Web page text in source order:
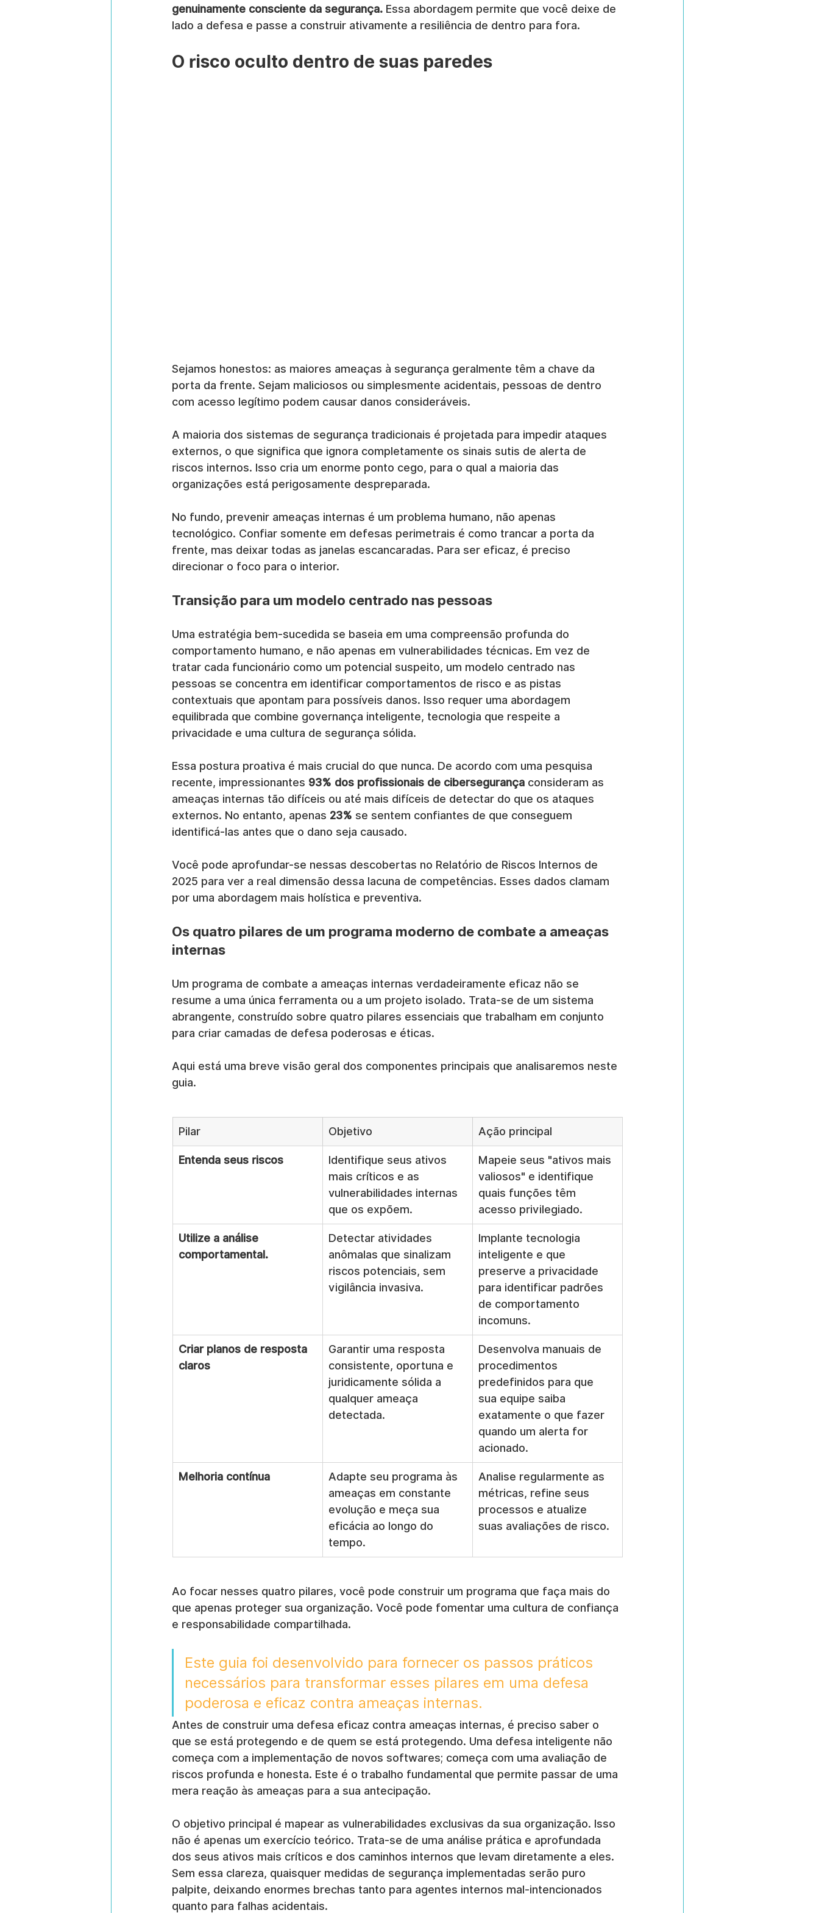
genuinamente consciente da segurança. Essa abordagem permite que você deixe de
lado a defesa e passe a construir ativamente a resiliência de dentro para fora.
O risco oculto dentro de suas paredes
Sejamos honestos: as maiores ameaças à segurança geralmente têm a chave da
porta da frente. Sejam maliciosos ou simplesmente acidentais, pessoas de dentro
com acesso legítimo podem causar danos consideráveis.
A maioria dos sistemas de segurança tradicionais é projetada para impedir ataques
externos, o que significa que ignora completamente os sinais sutis de alerta de
riscos internos. Isso cria um enorme ponto cego, para o qual a maioria das
organizações está perigosamente despreparada.
No fundo, prevenir ameaças internas é um problema humano, não apenas
tecnológico. Confiar somente em defesas perimetrais é como trancar a porta da
frente, mas deixar todas as janelas escancaradas. Para ser eficaz, é preciso
direcionar o foco para o interior.
Transição para um modelo centrado nas pessoas
Uma estratégia bem-sucedida se baseia em uma compreensão profunda do
comportamento humano, e não apenas em vulnerabilidades técnicas. Em vez de
tratar cada funcionário como um potencial suspeito, um modelo centrado nas
pessoas se concentra em identificar comportamentos de risco e as pistas
contextuais que apontam para possíveis danos. Isso requer uma abordagem
equilibrada que combine governança inteligente, tecnologia que respeite a
privacidade e uma cultura de segurança sólida.
Essa postura proativa é mais crucial do que nunca. De acordo com uma pesquisa
recente, impressionantes 93% dos profissionais de cibersegurança consideram as
ameaças internas tão difíceis ou até mais difíceis de detectar do que os ataques
externos. No entanto, apenas 23% se sentem confiantes de que conseguem
identificá-las antes que o dano seja causado.
Você pode aprofundar-se nessas descobertas no Relatório de Riscos Internos de
2025 para ver a real dimensão dessa lacuna de competências. Esses dados clamam
por uma abordagem mais holística e preventiva.
Os quatro pilares de um programa moderno de combate a ameaças
internas
Um programa de combate a ameaças internas verdadeiramente eficaz não se
resume a uma única ferramenta ou a um projeto isolado. Trata-se de um sistema
abrangente, construído sobre quatro pilares essenciais que trabalham em conjunto
para criar camadas de defesa poderosas e éticas.
Aqui está uma breve visão geral dos componentes principais que analisaremos neste
guia.
Pilar Objetivo Ação principal
Entenda seus riscos
Identifique seus ativos
mais críticos e as
vulnerabilidades internas
que os expõem.
Mapeie seus "ativos mais
valiosos" e identifique
quais funções têm
acesso privilegiado.
Utilize a análise
comportamental.
Detectar atividades
anômalas que sinalizam
riscos potenciais, sem
vigilância invasiva.
Implante tecnologia
inteligente e que
preserve a privacidade
para identificar padrões
de comportamento
incomuns.
Criar planos de resposta
claros
Garantir uma resposta
consistente, oportuna e
juridicamente sólida a
qualquer ameaça
detectada.
Desenvolva manuais de
procedimentos
predefinidos para que
sua equipe saiba
exatamente o que fazer
quando um alerta for
acionado.
Melhoria contínua
Adapte seu programa às
ameaças em constante
evolução e meça sua
eficácia ao longo do
tempo.
Analise regularmente as
métricas, refine seus
processos e atualize
suas avaliações de risco.
Ao focar nesses quatro pilares, você pode construir um programa que faça mais do
que apenas proteger sua organização. Você pode fomentar uma cultura de confiança
e responsabilidade compartilhada.
Este guia foi desenvolvido para fornecer os passos práticos
necessários para transformar esses pilares em uma defesa
poderosa e eficaz contra ameaças internas.
Antes de construir uma defesa eficaz contra ameaças internas, é preciso saber o
que se está protegendo e de quem se está protegendo. Uma defesa inteligente não
começa com a implementação de novos softwares; começa com uma avaliação de
riscos profunda e honesta. Este é o trabalho fundamental que permite passar de uma
mera reação às ameaças para a sua antecipação.
O objetivo principal é mapear as vulnerabilidades exclusivas da sua organização. Isso
não é apenas um exercício teórico. Trata-se de uma análise prática e aprofundada
dos seus ativos mais críticos e dos caminhos internos que levam diretamente a eles.
Sem essa clareza, quaisquer medidas de segurança implementadas serão puro
palpite, deixando enormes brechas tanto para agentes internos mal-intencionados
quanto para falhas acidentais.